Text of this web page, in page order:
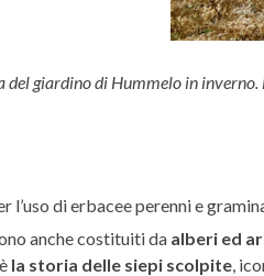
del giardino di Hummelo in
l’uso di erbacee perenni e
anche costituiti da alberi ed
la storia delle siepi scolpite,